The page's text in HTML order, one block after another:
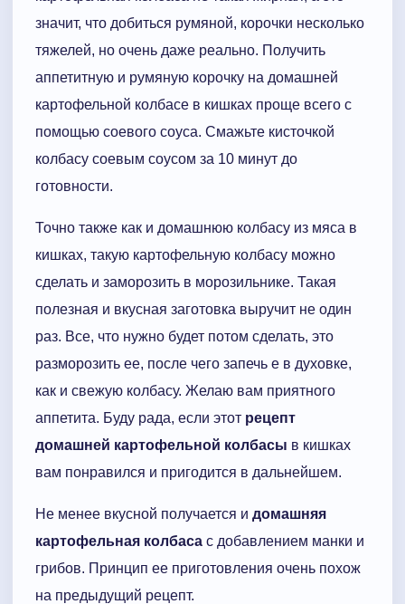
значит, что добиться румяной, корочки несколько
тяжелей, но очень даже реально. Получить
аппетитную и румяную корочку на домашней
картофельной колбасе в кишках проще всего с
помощью соевого соуса. Смажьте кисточкой
колбасу соевым соусом за 10 минут до
готовности.
Точно также как и домашнюю колбасу из мяса в
кишках, такую картофельную колбасу можно
сделать и заморозить в морозильнике. Такая
полезная и вкусная заготовка выручит не один
раз. Все, что нужно будет потом сделать, это
разморозить ее, после чего запечь е в духовке,
как и свежую колбасу. Желаю вам приятного
аппетита. Буду рада, если этот рецепт
домашней картофельной колбасы в кишках
вам понравился и пригодится в дальнейшем.
Не менее вкусной получается и домашняя
картофельная колбаса с добавлением манки и
грибов. Принцип ее приготовления очень похож
на предыдущий рецепт.